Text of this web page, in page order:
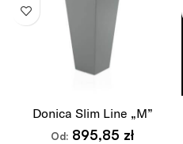
Donica Slim Line „M”
Od: 895,85 zł